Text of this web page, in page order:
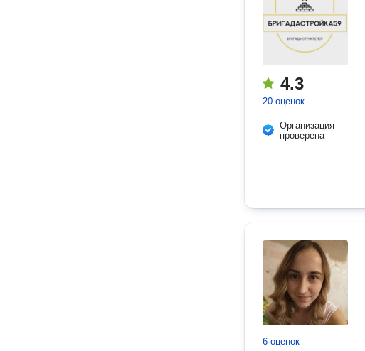
4.3
20 оценок
Организация
проверена
6 оценок